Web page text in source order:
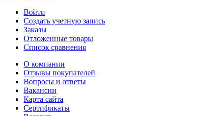
Войти
Создать учетную запись
Заказы
Отложенные товары
Список сравнения
О компании
Отзывы покупателей
Вопросы и ответы
Вакансии
Карта сайта
Сертификаты